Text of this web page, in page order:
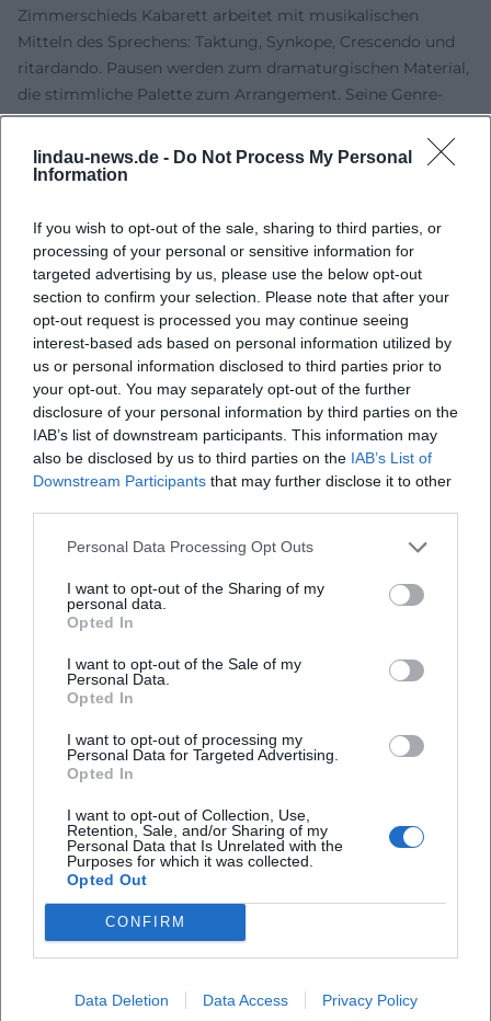
lindau-news.de - Do Not Process My Personal
Information
If you wish to opt-out of the sale, sharing to third parties, or
processing of your personal or sensitive information for
targeted advertising by us, please use the below opt-out
section to confirm your selection. Please note that after your
opt-out request is processed you may continue seeing
interest-based ads based on personal information utilized by
us or personal information disclosed to third parties prior to
your opt-out. You may separately opt-out of the further
disclosure of your personal information by third parties on the
IAB’s list of downstream participants. This information may
also be disclosed by us to third parties on the IAB’s List of
Downstream Participants that may further disclose it to other
Personal Data Processing Opt Outs
I want to opt-out of the Sharing of my
personal data.
Opted In
I want to opt-out of the Sale of my
Personal Data.
Opted In
I want to opt-out of processing my
Personal Data for Targeted Advertising.
Opted In
I want to opt-out of Collection, Use,
Retention, Sale, and/or Sharing of my
Personal Data that Is Unrelated with the
Purposes for which it was collected.
Opted Out
CONFIRM
Data Deletion Data Access Privacy Policy
Zimmerschieds Kabarett arbeitet mit musikalischen
Mitteln des Sprechens: Taktung, Synkope, Crescendo und
ritardando. Pausen werden zum dramaturgischen Material,
die stimmliche Palette zum Arrangement. Seine Genre-
Hybridform – zwischen politischem Kabarett,
Sprechtheater und literarischem Monolog – setzt auf die
Komposition von Figurenrede, innerem Kommentar und
vieler Stand-up-Formate zielt er auf längerfristige
Spannungsbögen; einzelne Abende besitzen die Struktur
eines szenischen Oratoriums. Der künstlerische Effekt:
Humor, der unter die Haut geht, weil er Denkbewegungen
hörbar macht.
Die Expertise zeigt sich in der dichten Verschränkung von
Text und Performance. Zimmerschied entwirft Rollentypen
– Beamte, Pfarrer, Funktionäre, Coach-Gurus – und
dekonstruiert damit soziale Codes. Die künstlerische
Entwicklung der letzten Jahre hat die Mittel verfeinert:
weniger Lautstärke, mehr Präzision; weniger Gag, mehr
Analyse. Der Blick bleibt dabei zutiefst bayerisch geerdet
und zugleich universal anschlussfähig, weil die
überall wirken.
Kritische Rezeption und kulturelle Einordnung
„ätzenden, parteiübergreifenden Witz“ und seine „enorme
Sprachkraft und Wortgewalt“. Kritiker betonen die
reinen Spott zu opfern: Empörung, Komik und Melancholie
bleiben bei ihm eng verschaltet. In Pressestimmen der
Zimmerschied die bayerische Kabaretttradition
fortschreibt und zugleich entgrenzt: Weg vom Wirtshaus-
Anekdotischen, hin zum theatralen Monolog, der Kino im
Kopf erzeugt. Dieses Selbstverständnis, Kabarett als
ernsthafte Bühnenkunst zu begreifen, ist Teil seiner
Autorität – bestätigt durch große Preise, lange Tourlisten
und die anhaltende Präsenz in Film und Fernsehen.
Innerhalb der deutschen Kabarettgeschichte steht